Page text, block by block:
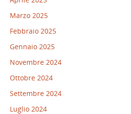
Marzo 2025
Febbraio 2025
Gennaio 2025
Novembre 2024
Ottobre 2024
Settembre 2024
Luglio 2024